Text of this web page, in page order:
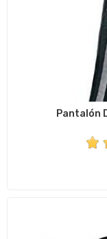
Pantalón